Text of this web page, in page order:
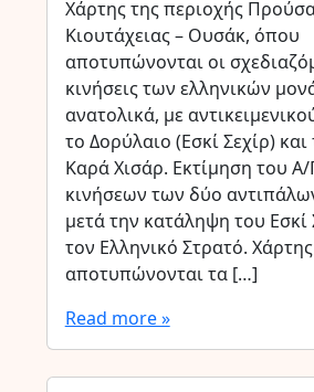
Χάρτης της περιοχής
Κιουτάχειας – Ουσάκ, όπου
αποτυπώνονται οι
κινήσεις των ελληνικών
ανατολικά, με
το Δορύλαιο (Εσκί Σεχίρ)
Καρά Χισάρ. Εκτίμηση του Α/
κινήσεων των δύο
μετά την κατάληψη του Εσκί
τον Ελληνικό Στρατό.
αποτυπώνονται τα […]
Read more »